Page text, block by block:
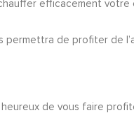
efficacement
de profiter de
de vous faire